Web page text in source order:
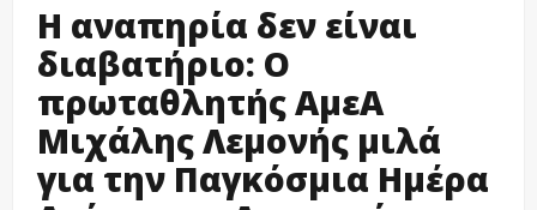
Η αναπηρία δεν είναι
διαβατήριο: Ο
πρωταθλητής ΑμεΑ
Μιχάλης Λεμονής μιλά
για την Παγκόσμια Ημέρα